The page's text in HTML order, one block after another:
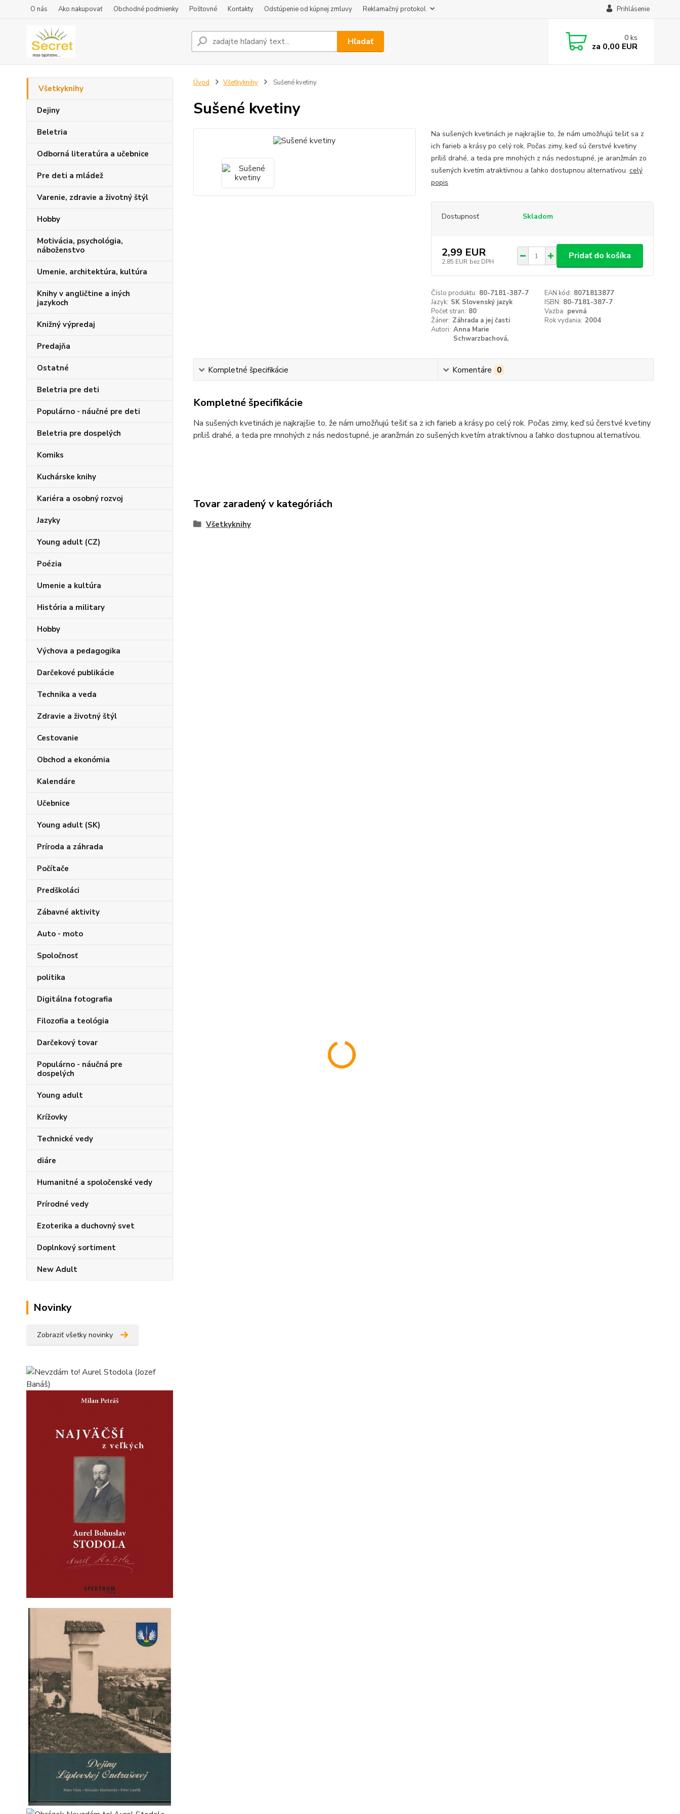
O nás Ako nakupovať Obchodné podmienky Poštovné Kontakty Odstúpenie od kúpnej zmluvy Reklamačný protokol Prihlásenie
Hľadať 0 ks
za 0,00 EUR
Všetkyknihy
Dejiny
Beletria
Odborná literatúra a učebnice
Pre deti a mládež
Varenie, zdravie a životný štýl
Hobby
Motivácia, psychológia,
náboženstvo
Umenie, architektúra, kultúra
Knihy v angličtine a iných
jazykoch
Knižný výpredaj
Predajňa
Ostatné
Beletria pre deti
Populárno - náučné pre deti
Beletria pre dospelých
Komiks
Kuchárske knihy
Kariéra a osobný rozvoj
Jazyky
Young adult (CZ)
Poézia
Umenie a kultúra
História a military
Hobby
Výchova a pedagogika
Darčekové publikácie
Technika a veda
Zdravie a životný štýl
Cestovanie
Obchod a ekonómia
Kalendáre
Učebnice
Young adult (SK)
Príroda a záhrada
Počítače
Predškoláci
Zábavné aktivity
Auto - moto
Spoločnosť
politika
Digitálna fotografia
Filozofia a teológia
Darčekový tovar
Populárno - náučná pre
dospelých
Young adult
Krížovky
Technické vedy
diáre
Humanitné a spoločenské vedy
Prírodné vedy
Ezoterika a duchovný svet
Doplnkový sortiment
New Adult
Novinky
Zobraziť všetky novinky
Úvod Všetkyknihy Sušené kvetiny
Sušené kvetiny
Na sušených kvetinách je najkrajšie to, že nám umožňujú tešiť sa z
ich farieb a krásy po celý rok. Počas zimy, keď sú čerstvé kvetiny
príliš drahé, a teda pre mnohých z nás nedostupné, je aranžmán zo
sušených kvetím atraktívnou a ľahko dostupnou alternatívou. celý
popis
Dostupnosť Skladom
2,99 EUR
2,85 EUR bez DPH
Pridať do košíka
Číslo produktu: 80-7181-387-7 EAN kód: 8071813877
Jazyk: SK Slovenský jazyk ISBN: 80-7181-387-7
Počet stran: 80 Vazba: pevná
Žáner: Záhrada a jej časti Rok vydania: 2004
Autori: Anna Marie
Schwarzbachová,
Kompletné špecifikácie Komentáre 0
Kompletné špecifikácie
Na sušených kvetinách je najkrajšie to, že nám umožňujú tešiť sa z ich farieb a krásy po celý rok. Počas zimy, keď sú čerstvé kvetiny
príliš drahé, a teda pre mnohých z nás nedostupné, je aranžmán zo sušených kvetím atraktívnou a ľahko dostupnou alternatívou.
Tovar zaradený v kategóriách
Všetkyknihy